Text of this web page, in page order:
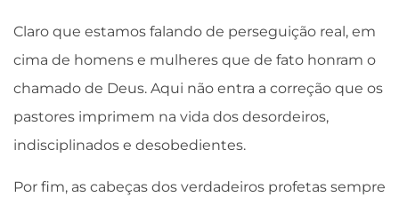
Claro que estamos falando de perseguição real, em
cima de homens e mulheres que de fato honram o
chamado de Deus. Aqui não entra a correção que os
pastores imprimem na vida dos desordeiros,
indisciplinados e desobedientes.
Por fim, as cabeças dos verdadeiros profetas sempre